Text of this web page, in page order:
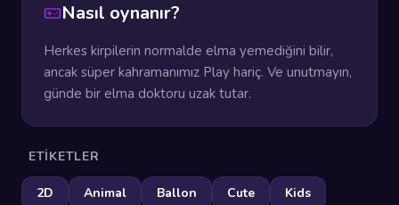
Nasıl oynanır?
Herkes kirpilerin normalde elma yemediğini bilir,
ancak süper kahramanımız Play hariç. Ve unutmayın,
günde bir elma doktoru uzak tutar.
ETIKETLER
2D Animal Ballon Cute
Kids